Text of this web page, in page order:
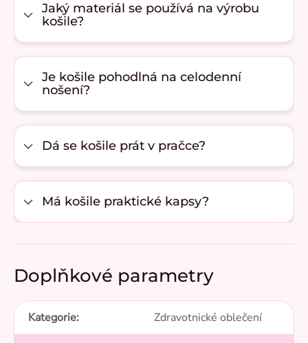
Jaký materiál se používá na výrobu
košile?
Je košile pohodlná na celodenní
nošení?
Dá se košile prát v pračce?
Má košile praktické kapsy?
Doplňkové parametry
Kategorie: Zdravotnické oblečení